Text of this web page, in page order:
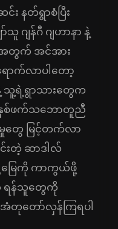
င်း နတ်ရွာစံပြီး
ဂျန်ဂီ ဂျဟာနာ နဲ့
တွက် အင်အား
ာက်လာပါတော့
သူ့ရဲ့ရွာသားတွေက
စ်ဖက်သဘောတူညီ
ာမှုတွေ မြင့်တက်လာ
င်းတဲ့ ဆာဒါလ်
ြေကို ကာကွယ်ဖို့
ရန်သူတွေကို
အံတုတော်လှန်ကြရပါ